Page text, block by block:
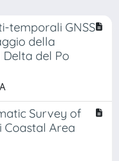
temporali GNSS
della
del Po
Survey of
Coastal Area